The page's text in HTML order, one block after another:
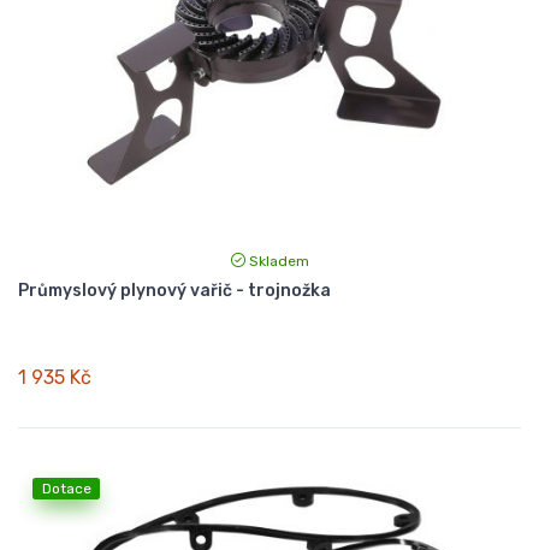
Skladem
Průmyslový plynový vařič - trojnožka
1 935 Kč
Dotace